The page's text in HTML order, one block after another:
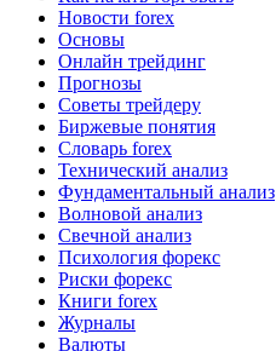
Новости forex
Основы
Онлайн трейдинг
Прогнозы
Советы трейдеру
Биржевые понятия
Словарь forex
Технический анализ
Фундаментальный анализ
Волновой анализ
Свечной анализ
Психология форекс
Риски форекс
Книги forex
Журналы
Валюты